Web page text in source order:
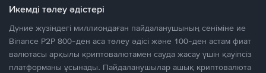
Икемді төлеу әдістері
Дүние жүзіндегі миллиондаған пайдаланушының сеніміне ие
Binance P2P 800-ден аса төлеу әдісі және 100-ден астам фиат
валютасы арқылы криптовалютамен сауда жасау үшін қауіпсіз
платформаны ұсынады. Пайдаланушылар ашық криптовалюта